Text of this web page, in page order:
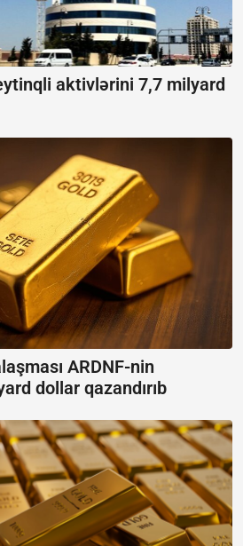
aktivlərini 7,7 milyard
ARDNF-nin
dollar qazandırıb